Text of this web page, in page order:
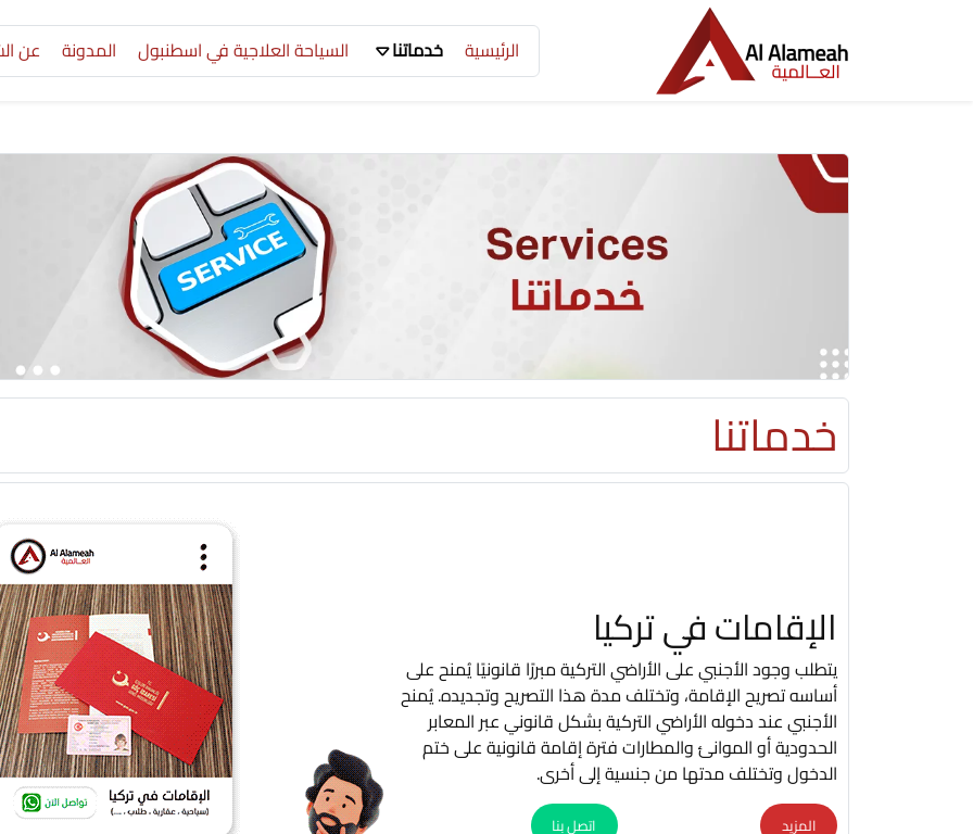
الرئيسية خدماتنا السياحة العلاجية في اسطنبول المدونة عن
خدماتنا
الإقامات في تركيا
يتطلب وجود الأجنبي على الأراضي التركية مبررًا قانونيًا يُمنح على
أساسه تصريح الإقامة، وتختلف مدة هذا التصريح وتجديده. يُمنح
الأجنبي عند دخوله الأراضي التركية بشكل قانوني عبر المعابر
الحدودية أو الموانئ والمطارات فترة إقامة قانونية على ختم
الدخول وتختلف مدتها من جنسية إلى أخرى.
المزيد اتصل بنا